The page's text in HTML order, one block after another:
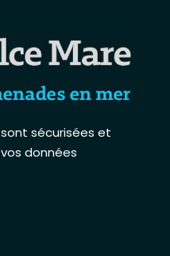
sécurisées et
données